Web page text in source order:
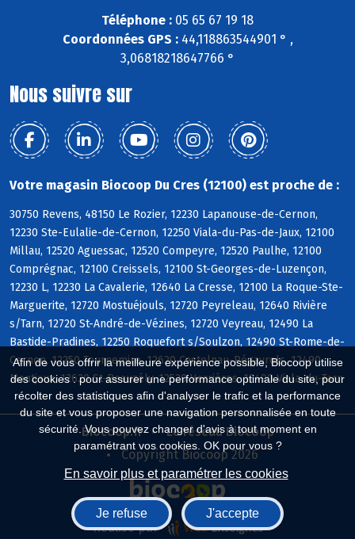
Afin de vous offrir la meilleure expérience possible, Biocoop utilise
des cookies : pour assurer une performance optimale du site, pour
récolter des statistiques afin d'analyser le trafic et la performance
du site et vous proposer une navigation personnalisée en toute
sécurité. Vous pouvez changer d'avis à tout moment en
paramétrant vos cookies. OK pour vous ?
En savoir plus et paramétrer les cookies
Je refuse J'accepte
Téléphone : 05 65 67 19 18
Coordonnées GPS :44,118863544901 ° ,
3,06818218647766 °
Nous suivre sur
Votre magasin Biocoop Du Cres (12100) est proche de :
30750 Revens, 48150 Le Rozier, 12230 Lapanouse-de-Cernon,
12230 Ste-Eulalie-de-Cernon, 12250 Viala-du-Pas-de-Jaux, 12100
Millau, 12520 Aguessac, 12520 Compeyre, 12520 Paulhe, 12100
Comprégnac, 12100 Creissels, 12100 St-Georges-de-Luzençon,
12230 L, 12230 La Cavalerie, 12640 La Cresse, 12100 La Roque-Ste-
Marguerite, 12720 Mostuéjouls, 12720 Peyreleau, 12640 Rivière
s/Tarn, 12720 St-André-de-Vézines, 12720 Veyreau, 12490 La
Bastide-Pradines, 12250 Roquefort s/Soulzon, 12490 St-Rome-de-
Cernon, 12250 Tournemire, 12620 Castelnau-Pégayrols, 12490
Montjaux, 12620 St-Beauzély, 12520 Verrières, 12490 Viala-du-Tarn
Biocoop.fr
Le réseau Biocoop
Copyright Biocoop 2026
Réalisé par